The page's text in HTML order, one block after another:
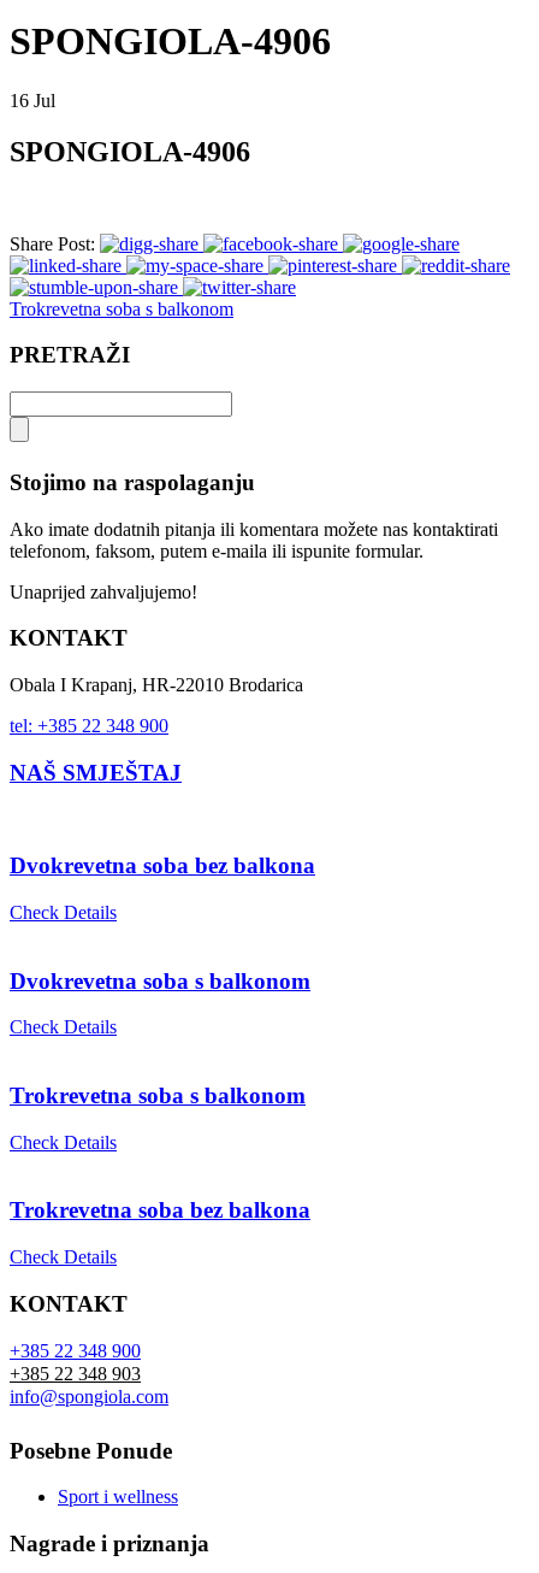
SPONGIOLA-4906
16 Jul
SPONGIOLA-4906
Share Post:
Trokrevetna soba s balkonom
PRETRAŽI
Stojimo na raspolaganju
Ako imate dodatnih pitanja ili komentara možete nas kontaktirati
telefonom, faksom, putem e-maila ili ispunite formular.
Unaprijed zahvaljujemo!
KONTAKT
Obala I Krapanj, HR-22010 Brodarica
tel: +385 22 348 900
NAŠ SMJEŠTAJ
Dvokrevetna soba bez balkona
Check Details
Dvokrevetna soba s balkonom
Check Details
Trokrevetna soba s balkonom
Check Details
Trokrevetna soba bez balkona
Check Details
KONTAKT
+385 22 348 900
+385 22 348 903
info@spongiola.com
Posebne Ponude
Sport i wellness
Nagrade i priznanja